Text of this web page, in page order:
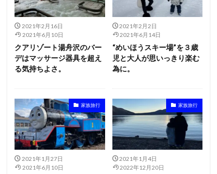
2021年2月16日
2021年6月10日
クアリゾート湯舟沢のバー
デはマッサージ器具を超え
る気持ちよさ。
2021年2月2日
2021年6月14日
“めいほうスキー場”を３歳
児と大人が思いっきり楽む
為に。
家族旅行
2021年1月27日
2021年6月10日
家族旅行
2021年1月4日
2022年12月20日